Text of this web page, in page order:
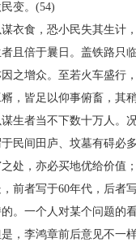
变。 (54)
衣食，恐小民失其生计
且倍于曩日。盖铁路只
之增众。至若火车盛行
，皆足以仰事俯畜，其
生者当不下数十万人。
民间田庐、坟墓有碍必
处，亦必买地优给价值
前者写于60年代，后者
。一个人对某个问题的
，李鸿章前后意见不一